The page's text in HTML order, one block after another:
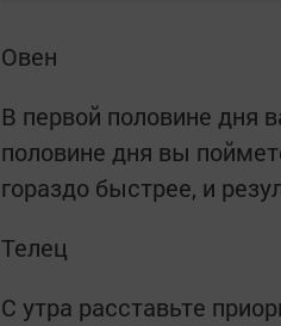
Овен
В первой половине дня
половине дня вы
гораздо быстрее, и
Телец
С утра расставьте